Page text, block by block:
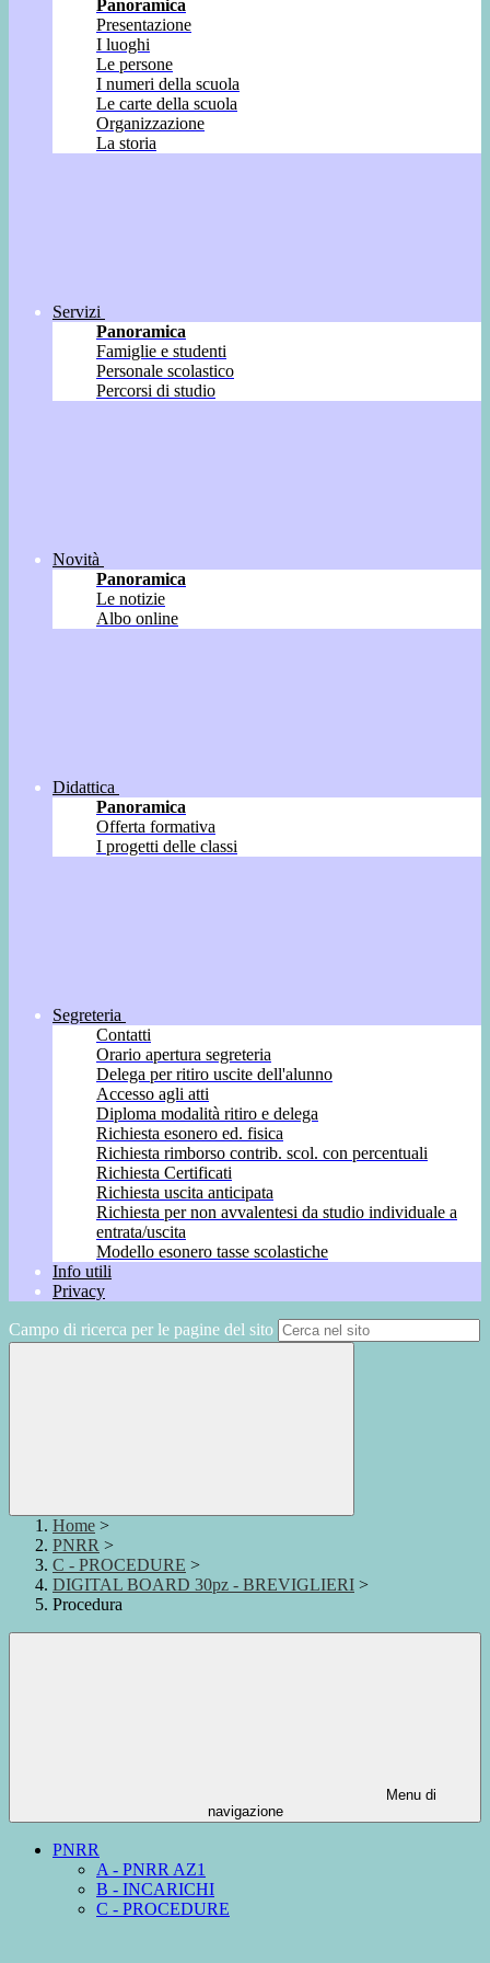
Panoramica
Presentazione
I luoghi
Le persone
I numeri della scuola
Le carte della scuola
Organizzazione
La storia
Servizi
Panoramica
Famiglie e studenti
Personale scolastico
Percorsi di studio
Novità
Panoramica
Le notizie
Albo online
Didattica
Panoramica
Offerta formativa
I progetti delle classi
Segreteria
Contatti
Orario apertura segreteria
Delega per ritiro uscite dell'alunno
Accesso agli atti
Diploma modalità ritiro e delega
Richiesta esonero ed. fisica
Richiesta rimborso contrib. scol. con percentuali
Richiesta Certificati
Richiesta uscita anticipata
Richiesta per non avvalentesi da studio individuale a
entrata/uscita
Modello esonero tasse scolastiche
Info utili
Privacy
Campo di ricerca per le pagine del sito
Home >
PNRR >
C - PROCEDURE >
DIGITAL BOARD 30pz - BREVIGLIERI >
Procedura
Menu di
navigazione
PNRR
A - PNRR AZ1
B - INCARICHI
C - PROCEDURE